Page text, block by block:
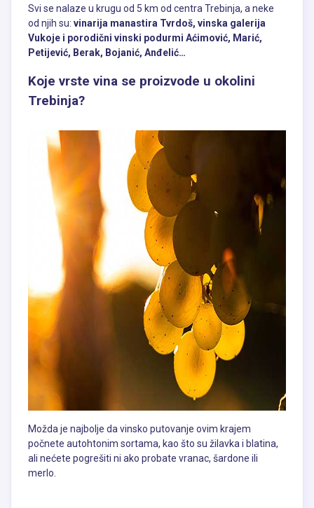
Svi se nalaze u krugu od 5 km od centra Trebinja, a neke
od njih su: vinarija manastira Tvrdoš, vinska galerija
Vukoje i porodični vinski podurmi Aćimović, Marić,
Petijević, Berak, Bojanić, Anđelić…
Koje vrste vina se proizvode u okolini
Trebinja?
Možda je najbolje da vinsko putovanje ovim krajem
počnete autohtonim sortama, kao što su žilavka i blatina,
ali nećete pogrešiti ni ako probate vranac, šardone ili
merlo.